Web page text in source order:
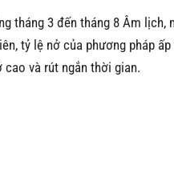
tháng 3 đến tháng 8 Âm
tỷ lệ nở của phương pháp
và rút ngắn thời gian.